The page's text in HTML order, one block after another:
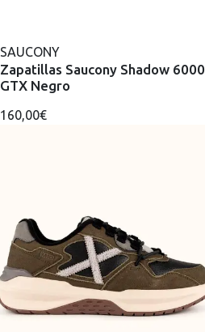
SAUCONY
Zapatillas Saucony Shadow 6000
GTX Negro
160,00€